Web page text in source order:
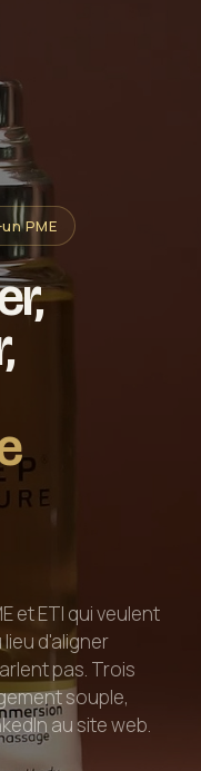
PME
et ETI qui veulent
d'aligner
pas. Trois
souple,
au site web.